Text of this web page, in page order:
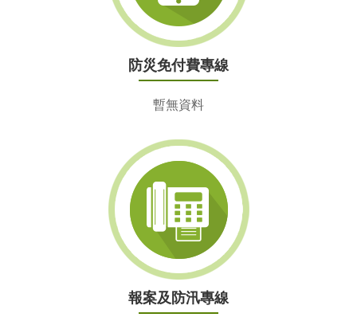
防災免付費專線
暫無資料
報案及防汛專線